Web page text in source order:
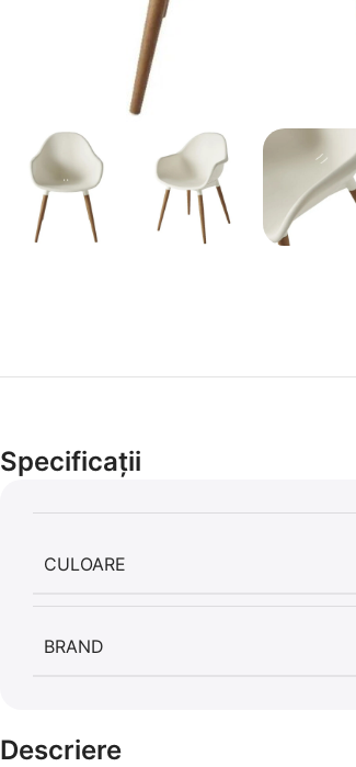
Specificații
CULOARE
BRAND
Descriere